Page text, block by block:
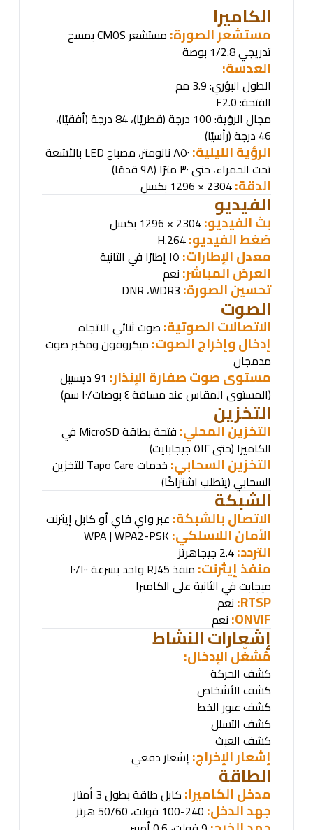
الكاميرا
مستشعر الصورة: مستشعرCMOS
بمسح
تدريجي 1/2.8 بوصة
العدسة:
الطول البؤري: 3.9 مم
الفتحة: F2.0
مجال الرؤية: 100 درجة (قطريًا)، 84 درجة (أفقيًا)،
46 درجة (رأسيًا)
الرؤية الليلية:
بالأشعة
تحت الحمراء، حتى ٣٠ مترًا (٩٨ قدمًا)
الدقة:2304 × 1296 بكسل
الفيديو
بث الفيديو:2304 × 1296 بكسل
ضغط الفيديو:
H.264
معدل الإطارات:
العرض المباشر: نعم
تحسين الصورة: DNR ،WDR
الصوت
الاتصالات الصوتية: صوت ثنائي الاتجاه
إدخال وإخراج الصوت: ميكروفون ومكبر صوت
مدمجان
مستوى صوت صفارة الإنذار:
91 ديسيبل
(المستوى المقاس عند مسافة ٤ بوصات/١٠ سم)
التخزين
التخزين المحلي: فتحة بطاقة
في
الكاميرا (حتى ٥١٢ جيجابايت)
التخزين السحابي: خدمات
للتخزين
السحابي (يتطلب اشتراكًا)
الشبكة
الاتصال بالشبكة: عبر واي فاي أو كابل إيثرنت
الأمان اللاسلكي:
التردد:2.4 جيجاهرتز
منفذ إيثرنت: منفذ
واحد بسرعة ١٠/١٠٠
ميجابت في الثانية على الكاميرا
RTSP: نعم
ONVIF: نعم
إشعارات النشاط
مُشغِّل الإدخال:
كشف الحركة
كشف الأشخاص
كشف عبور الخط
كشف التسلل
كشف العبث
إشعار الإخراج: إشعار دفعي
الطاقة
مدخل الكاميرا: كابل طاقة بطول 3 أمتار
جهد الدخل: